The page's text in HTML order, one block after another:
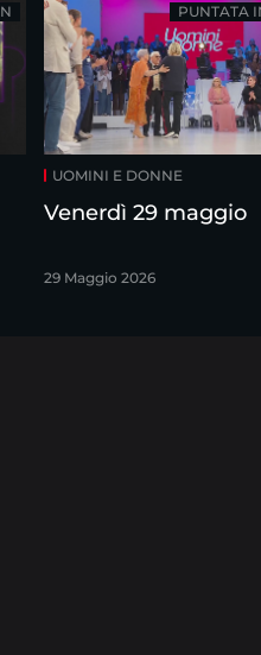
UOMINI E DONNE
Venerdì 29 maggio
29 Maggio 2026
PUNTATA